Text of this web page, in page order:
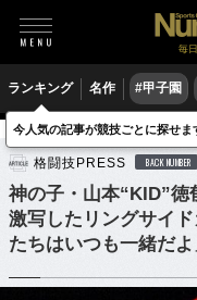
毎
ランキング 名作 #甲子園
格闘技 その他
格闘技PRESS BACK NUMBER
神の子・山本“KID”徳
激写したリングサイ
たちはいつも一緒だよ
今人気の記事が競技ごとに探せま